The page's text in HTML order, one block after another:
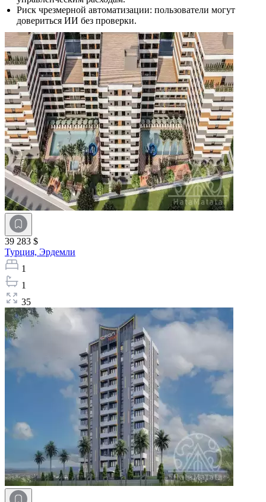
Риск чрезмерной автоматизации: пользователи могут
довериться ИИ без проверки.
39 283 $
Турция, Эрдемли
1
1
35